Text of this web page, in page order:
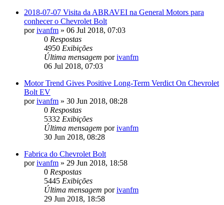
2018-07-07 Visita da ABRAVEI na General Motors para
conhecer o Chevrolet Bolt
porivanfm » 06 Jul 2018, 07:03
0 Respostas
4950 Exibições
Última mensagem porivanfm
06 Jul 2018, 07:03
Motor Trend Gives Positive Long-Term Verdict On Chevrolet
Bolt EV
porivanfm » 30 Jun 2018, 08:28
0 Respostas
5332 Exibições
Última mensagem porivanfm
30 Jun 2018, 08:28
Fabrica do Chevrolet Bolt
porivanfm » 29 Jun 2018, 18:58
0 Respostas
5445 Exibições
Última mensagem porivanfm
29 Jun 2018, 18:58